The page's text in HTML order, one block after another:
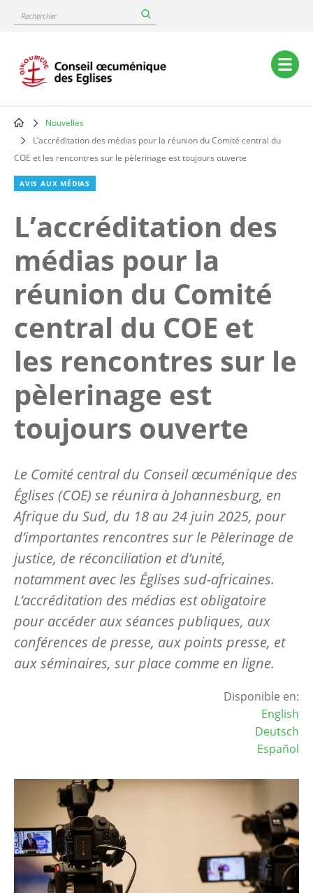
content
Rechercher
Main
navigation
Breadcrumb
Nouvelles
L’accréditation des médias pour la réunion du Comité central du
COE et les rencontres sur le pèlerinage est toujours ouverte
AVIS AUX MÉDIAS
L’accréditation des
médias pour la
réunion du Comité
central du COE et
les rencontres sur le
pèlerinage est
toujours ouverte
Le Comité central du Conseil œcuménique des
Églises (COE) se réunira à Johannesburg, en
Afrique du Sud, du 18 au 24 juin 2025, pour
d’importantes rencontres sur le Pèlerinage de
justice, de réconciliation et d’unité,
notamment avec les Églises sud-africaines.
L’accréditation des médias est obligatoire
pour accéder aux séances publiques, aux
conférences de presse, aux points presse, et
aux séminaires, sur place comme en ligne.
Disponible en:
English
Deutsch
Español